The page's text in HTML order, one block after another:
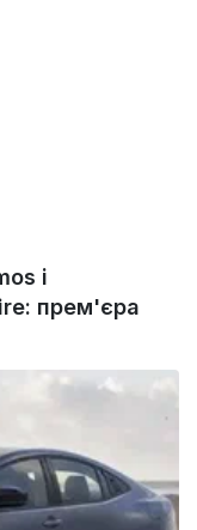
і
прем'єра